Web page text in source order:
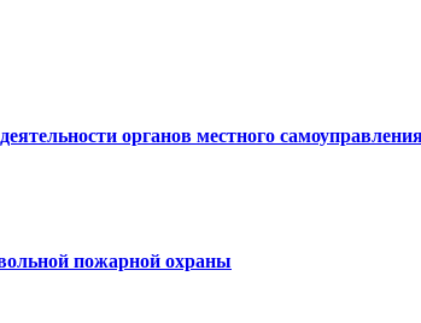
органов местного
пожарной охраны